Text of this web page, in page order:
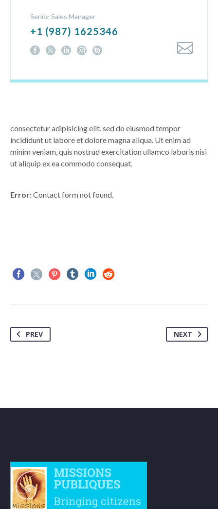
Senior Sales Manager
+1 (987) 1625346
consectetur adipisicing elit, sed do eiusmod tempor
incididunt ut labore et dolore magna aliqua. Ut enim ad
minim veniam, quis nostrud exercitation ullamco laboris nisi
ut aliquip ex ea commodo consequat.
Error:Contact form not found.
PREV NEXT